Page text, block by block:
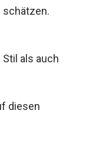
schätzen.
als auch
diesen